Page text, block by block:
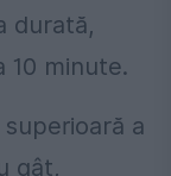
durată,
10 minute.
a
gât,